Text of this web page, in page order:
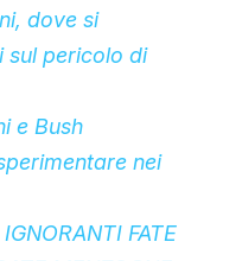
dove si
sul pericolo di
e Bush
nei
FATE